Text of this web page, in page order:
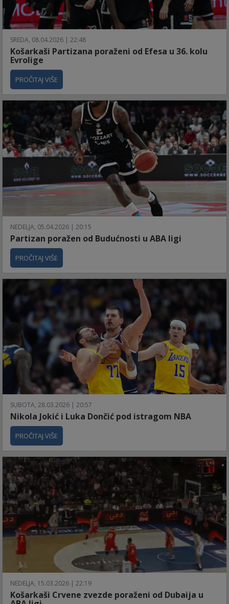
SREDA, 08.04.2026 | 22:48
Košarkaši Partizana poraženi od Efesa u 36. kolu
Evrolige
PROČITAJ VIŠE
NEDELJA, 05.04.2026 | 20:15
Partizan poražen od Budućnosti u ABA ligi
PROČITAJ VIŠE
SUBOTA, 28.03.2026 | 20:57
Nikola Jokić i Luka Dončić pod istragom NBA
PROČITAJ VIŠE
NEDELJA, 15.03.2026 | 22:19
Košarkaši Crvene zvezde poraženi od Dubaija u